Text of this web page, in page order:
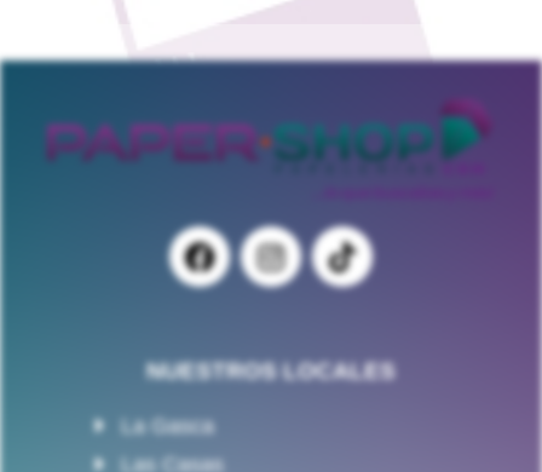
NUESTROS LOCALES
La Gasca
Las Casas